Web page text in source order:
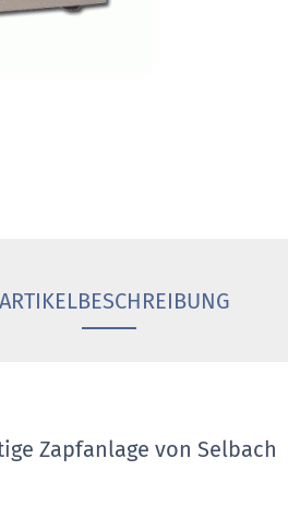
ARTIKELBESCHREIBUNG
Zapfanlage von Selbach